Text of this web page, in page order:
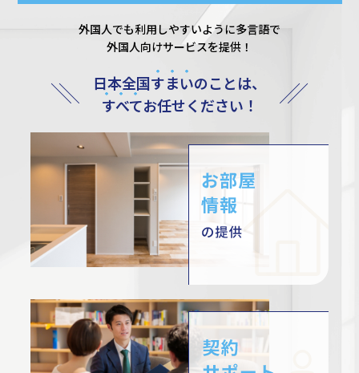
外国⼈でも利⽤しやすいように多⾔語で
外国⼈向けサービスを提供！
日本全国すまいのことは、
すべてお任せください！